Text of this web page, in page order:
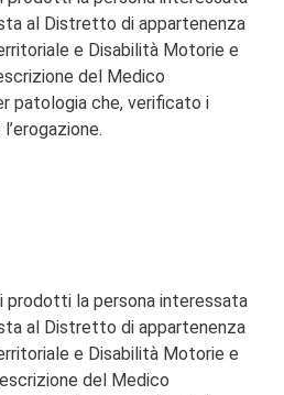
al Distretto di appartenenza
e Disabilità Motorie e
del Medico
patologia che, verificato i
la persona interessata
al Distretto di appartenenza
e Disabilità Motorie e
del Medico